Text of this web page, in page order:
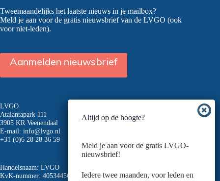
Tweemaandelijks het laatste nieuws in je mailbox?
Meld je aan voor de gratis nieuwsbrief van de LVGO (ook
voor niet-leden).
Aanmelden nieuwsbrief
LVGO
Atalantapark 111
3905 KR Veenendaal
E-mail: info@lvgo.nl
+31 (0)6 28 28 36 59
Handelsnaam: LVGO
KvK-nummer: 40534456
Altijd op de hoogte?
Meld je aan voor de gratis LVGO-
nieuwsbrief!
Iedere twee maanden, voor leden en